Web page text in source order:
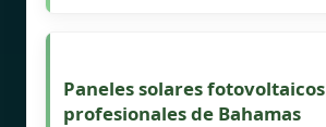
Paneles solares fotovoltaicos
profesionales de Bahamas